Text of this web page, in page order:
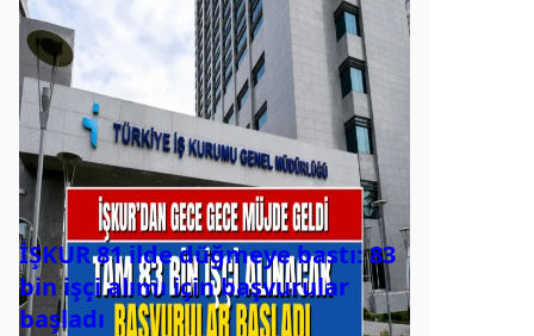
İŞKUR 81 ilde düğmeye bastı: 83
bin işçi alımı için başvurular
başladı